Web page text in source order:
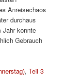
Anreisechaos
durchaus
Jahr konnte
Gebrauch
,Teil 3